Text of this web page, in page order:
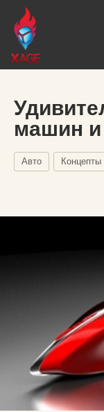
машин и
Авто Концепты